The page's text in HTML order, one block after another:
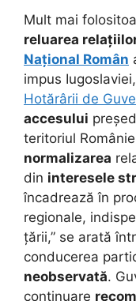
Mult mai
reluarea
Național Român
impus
Hotărârii de
accesului
teritoriul
normalizarea
din interesele
încadrează în
regionale,
țării,” se arată
conducerea
neobservată.
continuare